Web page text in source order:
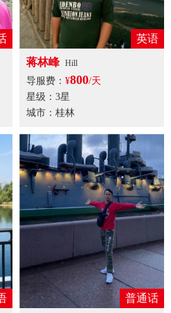
英语
蒋林峰 Hill
导服费： ¥800/天
星级：3星
城市：桂林
普通话